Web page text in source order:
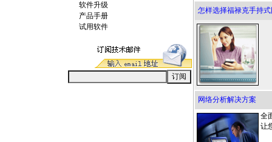
软件升级
产品手册
试用软件
怎样选择福禄克手持
网络分析解决方案
全
让